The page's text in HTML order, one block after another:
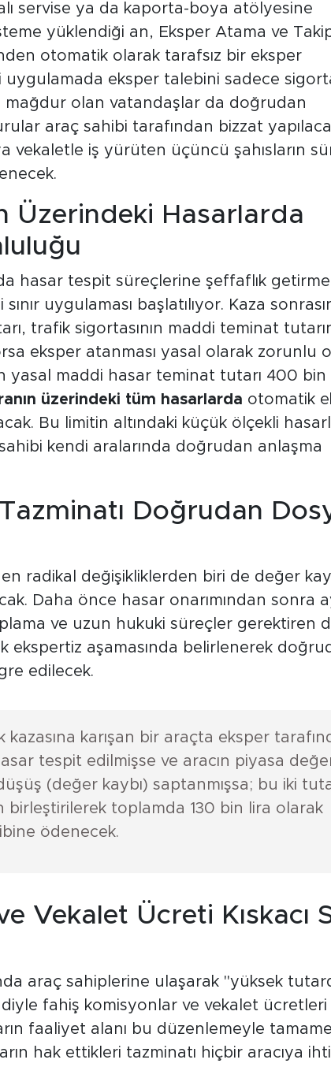
servise ya da kaporta-boya atölyesine
yüklendiği an, Eksper Atama ve
otomatik olarak tarafsız bir eksper
uygulamada eksper talebini sadece
mağdur olan vatandaşlar da doğrudan
araç sahibi tarafından bizzat
vekaletle iş yürüten üçüncü şahısların
Üzerindeki Hasarlarda
hasar tespit süreçlerine şeffaflık
uygulaması başlatılıyor. Kaza
trafik sigortasının maddi teminat
eksper atanması yasal olarak zorunlu
yasal maddi hasar teminat tutarı 400 bin
üzerindeki tüm hasarlarda otomatik
Bu limitin altındaki küçük ölçekli
kendi aralarında doğrudan anlaşma
Doğrudan
radikal değişikliklerden biri de değer
Daha önce hasar onarımından sonra
ve uzun hukuki süreçler gerektiren
ekspertiz aşamasında belirlenerek
edilecek.
kazasına karışan bir araçta eksper
tespit edilmişse ve aracın piyasa
(değer kaybı) saptanmışsa; bu iki
birleştirilerek toplamda 130 bin lira olarak
ödenecek.
Vekalet Ücreti Kıskacı
araç sahiplerine ulaşarak "yüksek
fahiş komisyonlar ve vekalet
faaliyet alanı bu düzenlemeyle
hak ettikleri tazminatı hiçbir aracıya